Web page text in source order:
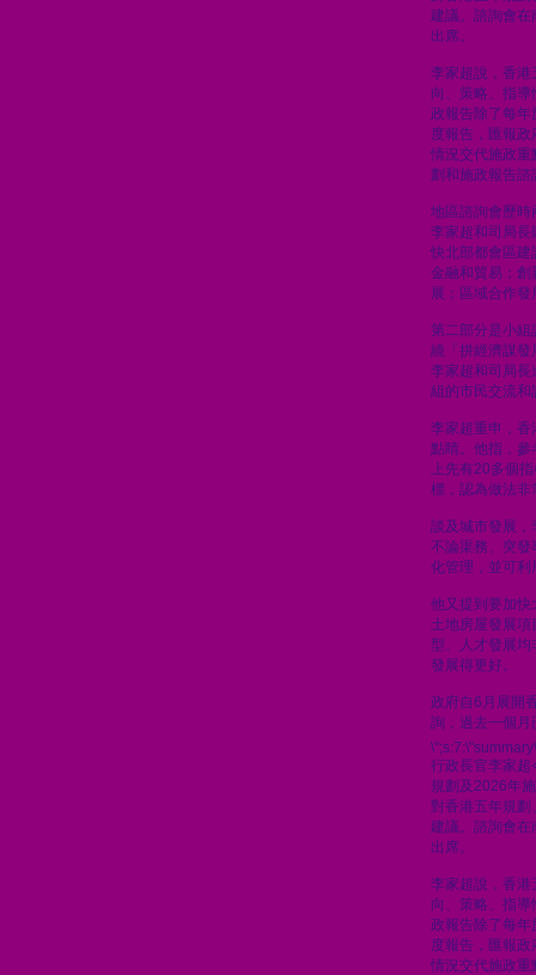
建議。諮詢會
出席。
李家超說，香港
向、策略、指
政報告除了每年
度報告，匯報
情況交代施政重
劃和施政報告諮
地區諮詢會歷時
李家超和司局長
快北部都會區建
金融和貿易；創
展；區域合作
第二部分是小組
繞「拼經濟謀發
李家超和司局長
組的市民交流和
李家超重申，香
點睛。他指，
上先有20多個
標，認為做法非
談及城市發展，
不論渠務、突發
化管理，並可利
他又提到要加快
土地房屋發展
型、人才發展均
發展得更好。
政府自6月展開
詢，過去一個月
行政長官李家超
規劃及2026年
對香港五年規劃
建議。諮詢會
出席。
李家超說，香港
向、策略、指
政報告除了每年
度報告，匯報
情況交代施政重